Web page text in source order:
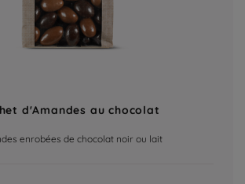
d'Amandes au chocolat
enrobées de chocolat noir ou lait